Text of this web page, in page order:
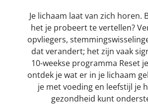
Je lichaam laat van zich horen.
het je probeert te vertellen?
opvliegers,
dat verandert; het zijn vaak
10-weekse programma Reset
ontdek je wat er in je lichaam
je met voeding en leefstijl je
gezondheid kunt